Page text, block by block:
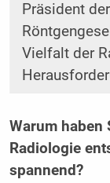
Präsident
Vielfalt der
Warum haben
Radiologie
spannend?